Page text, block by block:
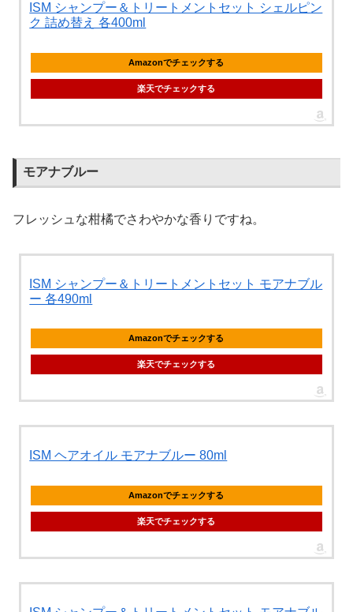
ISM シャンプー＆トリートメントセット シェルピン
ク 詰め替え 各400ml
Amazonでチェックする
楽天でチェックする
モアナブルー
フレッシュな柑橘でさわやかな香りですね。
ISM シャンプー＆トリートメントセット モアナブル
ー 各490ml
Amazonでチェックする
楽天でチェックする
ISM ヘアオイル モアナブルー 80ml
Amazonでチェックする
楽天でチェックする